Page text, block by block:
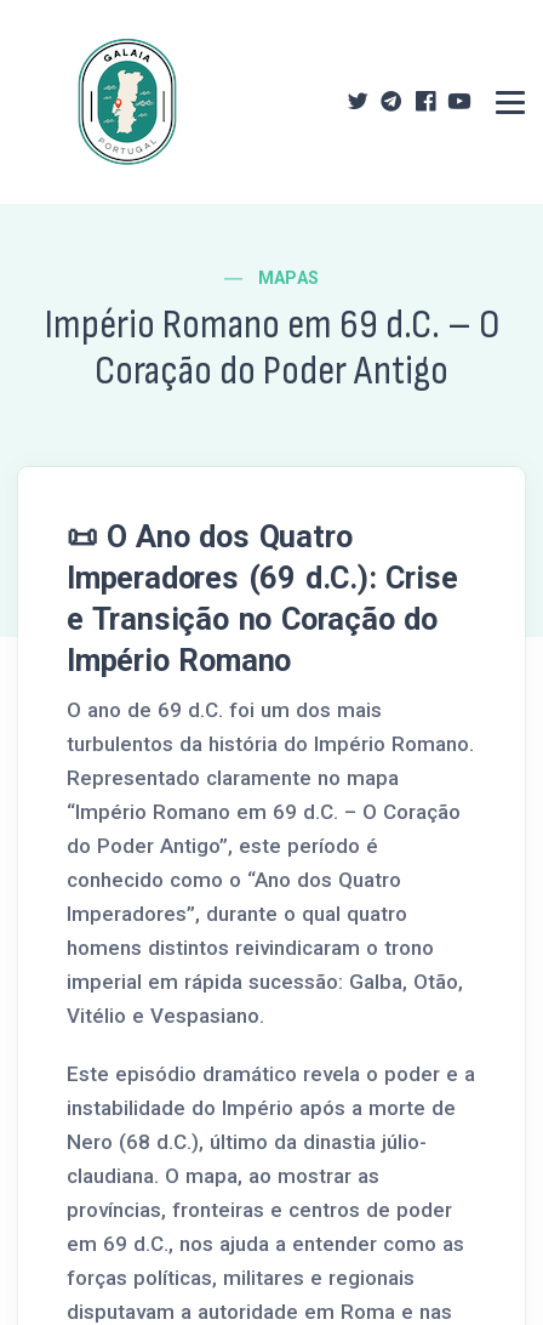
MAPAS
Império Romano em 69 d.C. – O
Coração do Poder Antigo
📜 O Ano dos Quatro
Imperadores (69 d.C.): Crise
e Transição no Coração do
Império Romano
O ano de 69 d.C. foi um dos mais
turbulentos da história do Império Romano.
Representado claramente no mapa
“Império Romano em 69 d.C. – O Coração
do Poder Antigo”, este período é
conhecido como o “Ano dos Quatro
Imperadores”, durante o qual quatro
homens distintos reivindicaram o trono
imperial em rápida sucessão: Galba, Otão,
Vitélio e Vespasiano.
Este episódio dramático revela o poder e a
instabilidade do Império após a morte de
Nero (68 d.C.), último da dinastia júlio-
claudiana. O mapa, ao mostrar as
províncias, fronteiras e centros de poder
em 69 d.C., nos ajuda a entender como as
forças políticas, militares e regionais
disputavam a autoridade em Roma e nas